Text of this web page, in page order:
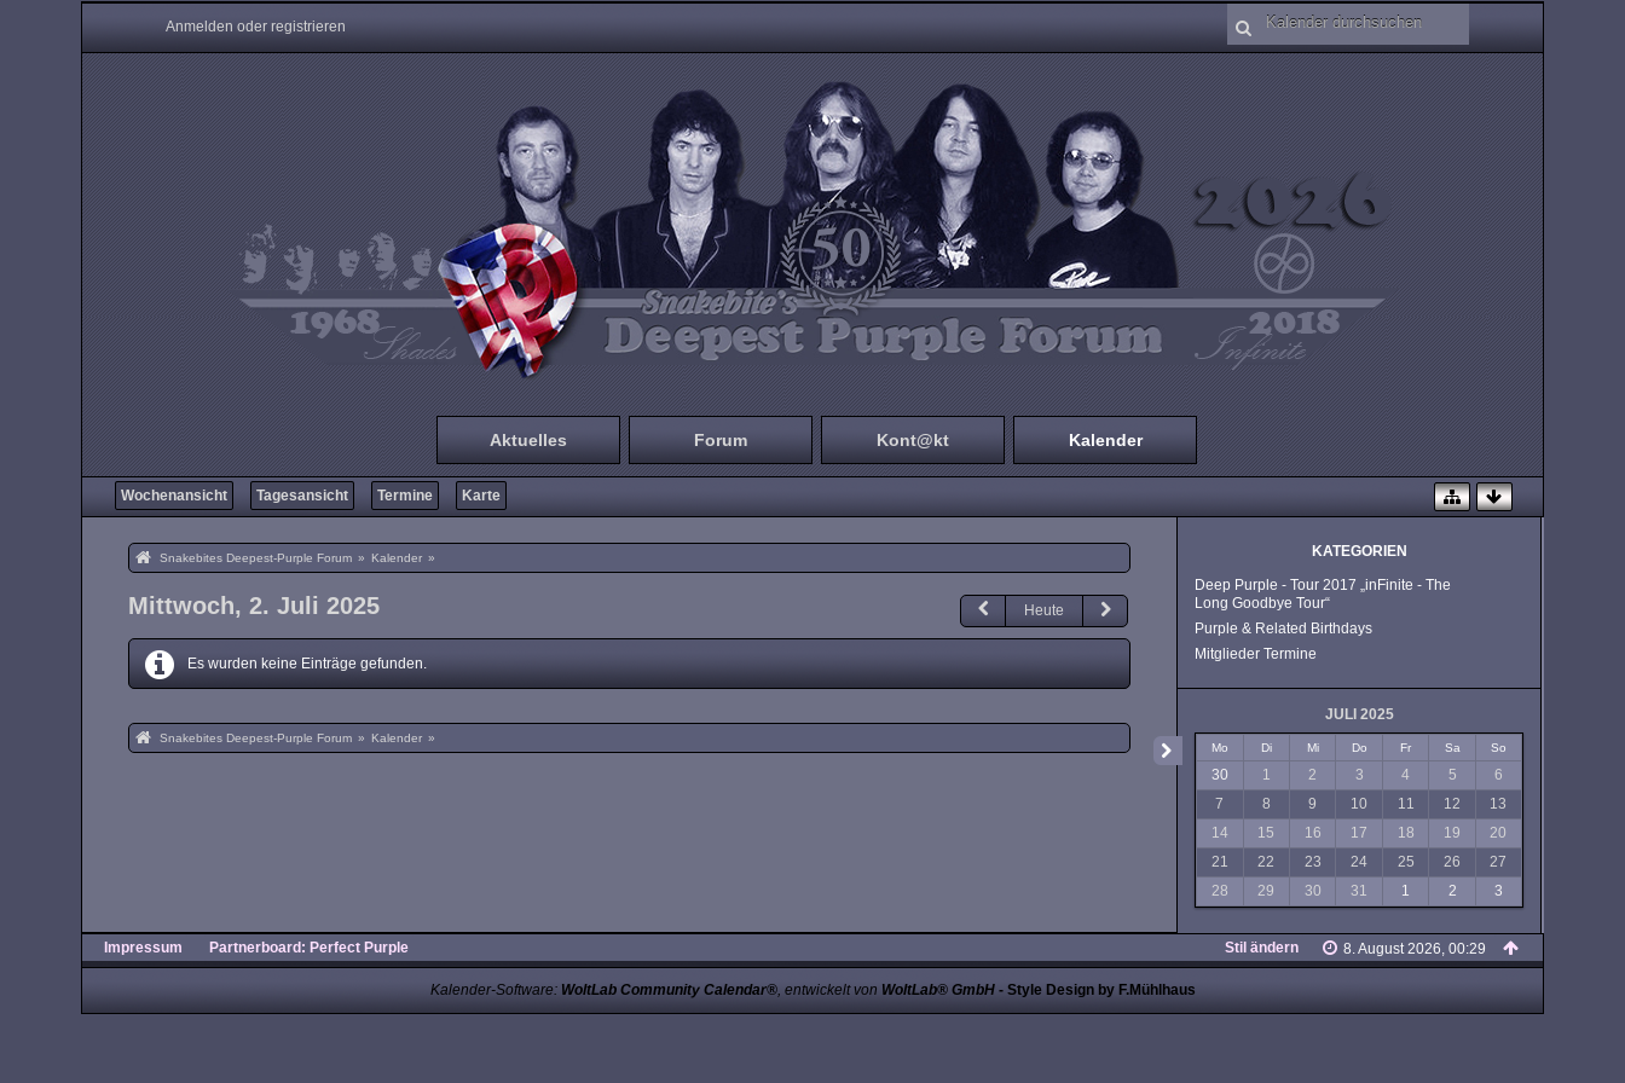
Anmelden oder registrieren
Aktuelles Forum Kont@kt Kalender
Wochenansicht Tagesansicht Termine Karte
Snakebites Deepest-Purple Forum » Kalender »
Mittwoch, 2. Juli 2025 Heute
Es wurden keine Einträge gefunden.
Snakebites Deepest-Purple Forum » Kalender »
KATEGORIEN
Deep Purple - Tour 2017 „inFinite - The
Long Goodbye Tour“
Purple & Related Birthdays
Mitglieder Termine
JULI 2025
Mo Di Mi Do Fr Sa So
30 1 2 3 4 5
6
7
8 9 10 11 12
13
14
15 16 17 18 19
20
21
22 23 24 25 26
27
28
29 30 31 1 2 3
Impressum Partnerboard: Perfect Purple 8. August 2026, 00:29
Stil ändern
Kalender-Software: WoltLab Community Calendar®, entwickelt von WoltLab® GmbH